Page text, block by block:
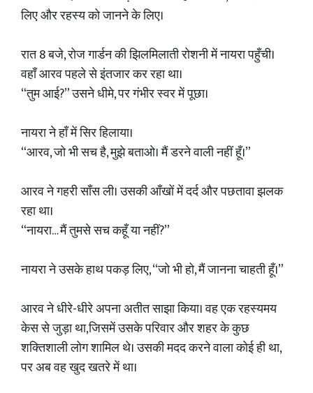
लिए और रहस्य को जानने के लिए।
रात 8 बजे, रोज गार्डन की झिलमिलाती रोशनी में नायरा पहुँची।
वहाँ आरव पहले से इंतजार कर रहा था।
“तुम आई?” उसने धीमे, पर गंभीर स्वर में पूछा।
नायरा ने हाँ में सिर हिलाया।
“आरव, जो भी सच है, मुझे बताओ। मैं डरने वाली नहीं हूँ।”
आरव ने गहरी साँस ली। उसकी आँखों में दर्द और पछतावा झलक
रहा था।
“नायरा… मैं तुमसे सच कहूँ या नहीं?”
नायरा ने उसके हाथ पकड़ लिए, “जो भी हो, मैं जानना चाहती हूँ।”
आरव ने धीरे-धीरे अपना अतीत साझा किया। वह एक रहस्यमय
केस से जुड़ा था,जिसमें उसके परिवार और शहर के कुछ
शक्तिशाली लोग शामिल थे। उसकी मदद करने वाला कोई ही था,
पर अब वह खुद खतरे में था।